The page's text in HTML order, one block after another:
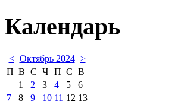
Календарь
< Октябрь 2024 >
П В С Ч П С В
1
2 3 4 5
6
7
8 9 10 11 12 13